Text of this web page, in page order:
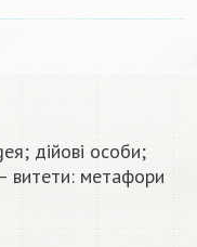
дійові особи;
витети: метафори